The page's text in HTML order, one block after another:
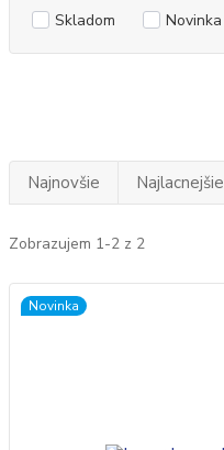
Skladom Novinka
Najnovšie Najlacnejšie
Zobrazujem 1-2 z 2
Novinka